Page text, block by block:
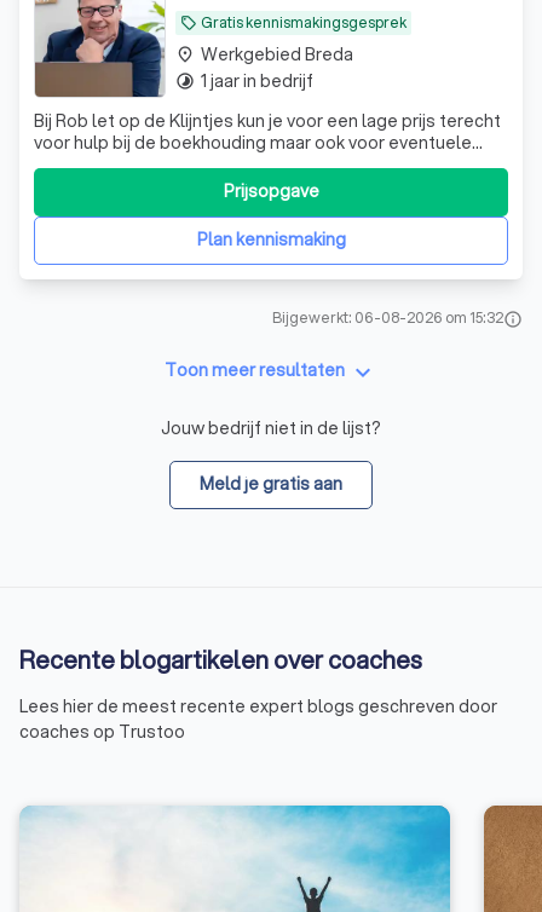
local_offer Gratis kennismakingsgesprek
Bij Rob let op de Klijntjes kun je voor een lage prijs terecht
voor hulp bij de boekhouding maar ook voor eventuele
coaching. Voor weinig geld de juiste hulp voor een mooie
Plan kennismaking
Prijsopgave
place Werkgebied Breda
timelapse 1 jaar in bedrijf
Bijgewerkt: 06-08-2026 om 15:32info
Toon meer resultaten keyboard_arrow_down
Jouw bedrijf niet in de lijst?
Meld je gratis aan
Recente blogartikelen over coaches
Lees hier de meest recente expert blogs geschreven door
coaches op Trustoo